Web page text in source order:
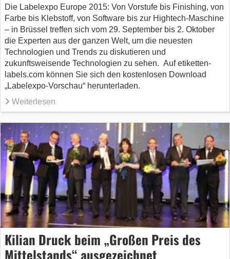
Die Labelexpo Europe 2015: Von Vorstufe bis Finishing, von
Farbe bis Klebstoff, von Software bis zur Hightech-Maschine
– in Brüssel treffen sich vom 29. September bis 2. Oktober
die Experten aus der ganzen Welt, um die neuesten
Technologien und Trends zu diskutieren und
zukunftsweisende Technologien zu sehen. Auf etiketten-
labels.com können Sie sich den kostenlosen Download
„Labelexpo-Vorschau“ herunterladen.
Weiterlesen
Kilian Druck beim „Großen Preis des
Mittelstands“ ausgezeichnet